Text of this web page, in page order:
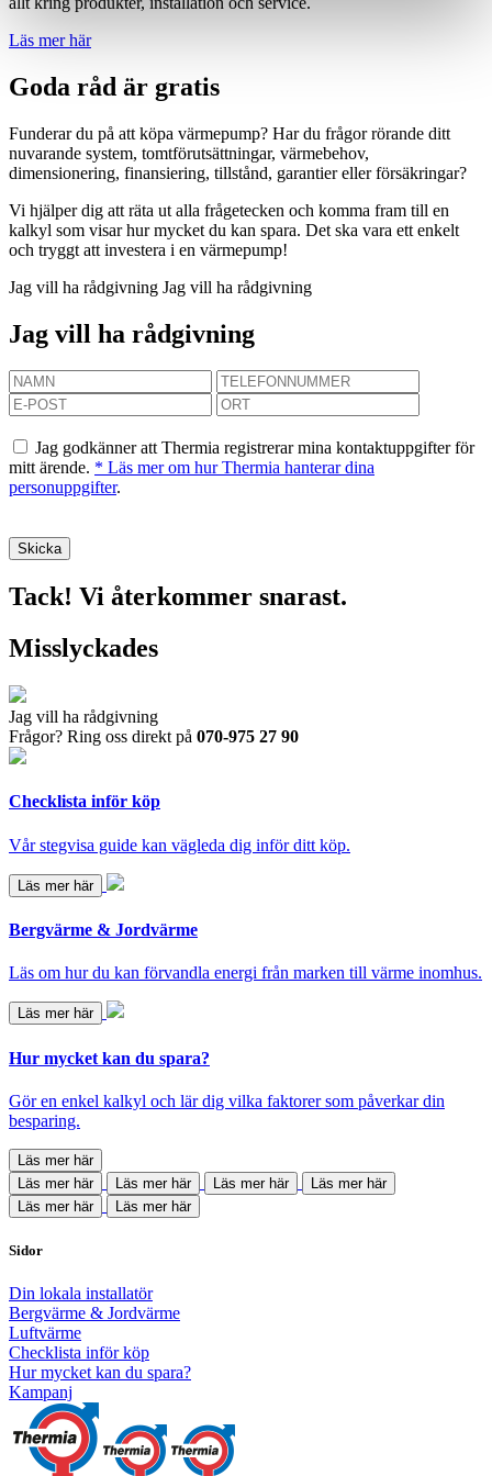
Läs mer här
Goda råd är gratis
Funderar du på att köpa värmepump? Har du frågor rörande ditt
nuvarande system, tomtförutsättningar, värmebehov,
dimensionering, finansiering, tillstånd, garantier eller försäkringar?
Vi hjälper dig att räta ut alla frågetecken och komma fram till en
kalkyl som visar hur mycket du kan spara. Det ska vara ett enkelt
och tryggt att investera i en värmepump!
Jag vill ha rådgivning Jag vill ha rådgivning
Jag vill ha rådgivning
Jag godkänner att Thermia registrerar mina kontaktuppgifter för
mitt ärende. * Läs mer om hur Thermia hanterar dina
personuppgifter.
Tack! Vi återkommer snarast.
Misslyckades
Jag vill ha rådgivning
Frågor? Ring oss direkt på 070-975 27 90
Checklista inför köp
Vår stegvisa guide kan vägleda dig inför ditt köp.
Läs mer här
Bergvärme & Jordvärme
Läs om hur du kan förvandla energi från marken till värme inomhus.
Läs mer här
Hur mycket kan du spara?
Gör en enkel kalkyl och lär dig vilka faktorer som påverkar din
besparing.
Läs mer här
Läs mer här
Läs mer här Läs mer här
Läs mer här
Läs mer här
Läs mer här
Sidor
Din lokala installatör
Bergvärme & Jordvärme
Luftvärme
Checklista inför köp
Hur mycket kan du spara?
Kampanj